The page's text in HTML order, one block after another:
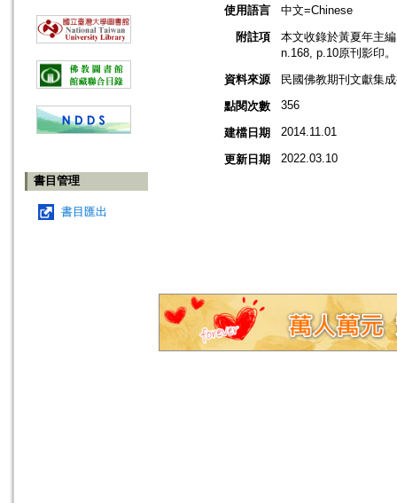
書目管理
書目匯出
使用語言
中文=Chinese
附註項
本文收錄於黃夏年主
n.168, p.10原刊影印。
資料來源
民國佛教期刊文獻集
點閱次數
356
建檔日期 2014.11.01
更新日期 2022.03.10